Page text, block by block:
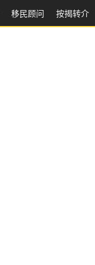
移民顾问 按揭转介